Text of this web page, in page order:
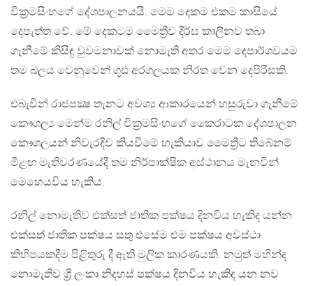
වික්‍රමසිංහගේ දේශපාලනයයි. මෙම දෙකම එකම කාසියේ
දෙපැත්ත වේ. මේ දෙකටම මෛත්‍රීව දීර්ඝ කාලීනව තබා
ගැනීමේ කිසිඳු වුවමනාවක් නොමැති අතර මෙම දෙපාර්ශවයම
තම බලය වෙනුවෙන් ගූඪ අරගලයක නිරත වෙන දෙපිරිසකි.
එබැවින් රාජපක්‍ෂ තැනට අවශ්‍ය ආකාරයෙන් හසුරුවා ගැනීමේ
කෞශල්‍ය මෙන්ම රනිල් වික්‍රමසිංහගේ කෛරාටක දේශපාලන
කෞශලයන් නිවැරදිව කියවීමේ හැකියාව මෛත්‍රීට තිබේනම්
මීළඟ මැතිවරණයේදී තම නිර්පාක්ෂික අස්ථානය මැනවින්
මෙහෙයවිය හැකිය.
රනිල් නොමැතිව එක්සත් ජාතික පක්ෂය දිනවිය හැකිද යන්න
එක්සත් ජාතික පක්ෂය සතු එසේම එම පක්ෂය අවස්ථා
කිහිපයකදීම පිළිතුරු දී ඇති මුලික කාරණයකි. නමුත් මහින්ද
නොමැතිව ශ්‍රී ලංකා නිදහස් පක්ෂය දිනවිය හැකිද යන නව